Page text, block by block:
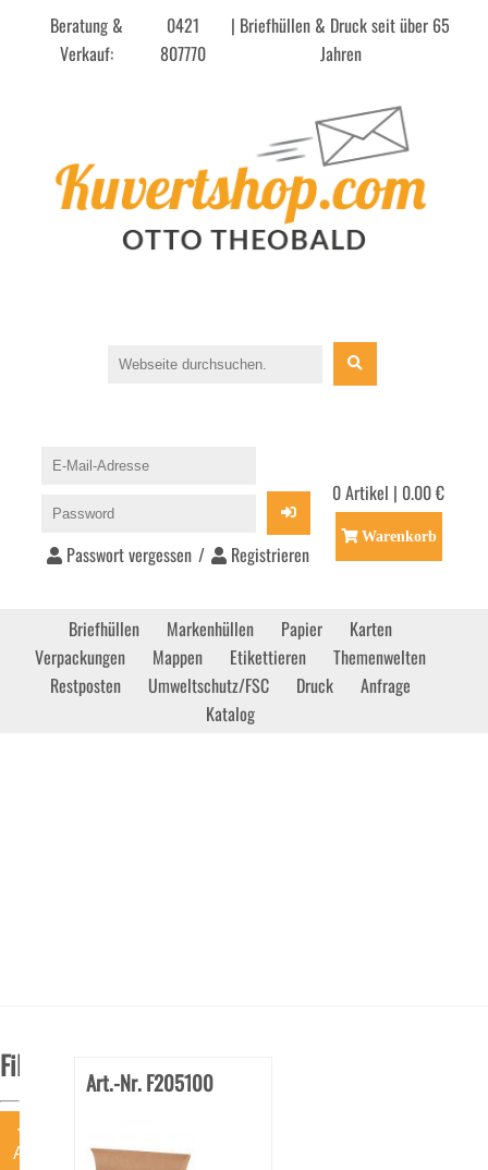
Beratung &
Verkauf:
0421
807770
| Briefhüllen & Druck seit über 65
Jahren
Passwort vergessen / Registrieren
0 Artikel | 0.00 €
Warenkorb
Briefhüllen Markenhüllen Papier
Karten
Verpackungen
Mappen Etikettieren
Themenwelten
Restposten
Umweltschutz/FSC Druck
Anfrage
Katalog
Filter
Art
Art.-Nr. F205100